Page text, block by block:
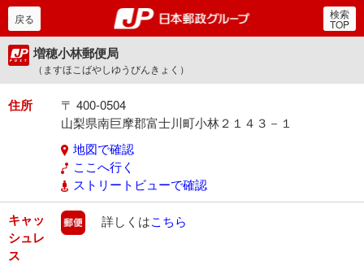
郵便局・日本郵政グルー
戻る 検索
TOP
増穂小林郵便局
（ますほこばやしゆうびんきょく）
住所
〒 400-0504
山梨県南巨摩郡富士川町小林２１４３－１
地図で確認
ここへ行く
ストリートビューで確認
キャッ
シュレ
ス
郵便
詳しくはこちら